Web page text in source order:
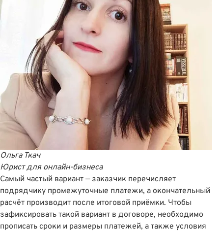
Ольга Ткач
Юрист для онлайн-бизнеса
Самый частый вариант — заказчик перечисляет
подрядчику промежуточные платежи, а окончательный
расчёт производит после итоговой приёмки. Чтобы
зафиксировать такой вариант в договоре, необходимо
прописать сроки и размеры платежей, а также условия